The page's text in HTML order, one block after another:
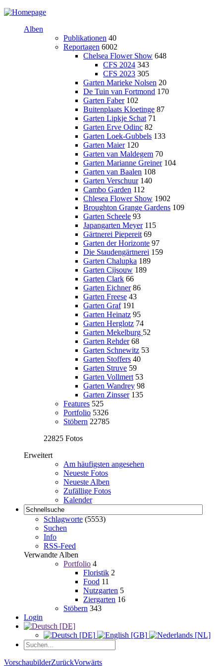
Alben
Publikationen 40
Reportagen 6002
Chelsea Flower Show 648
CFS 2024 343
CFS 2023 305
Garten Marieke Nolsen 20
De Tuin van Fortmond 170
Garten Faber 102
Buitenplaats Kloetinge 87
Garten Lipkje Schat 71
Garten Erve Odinc 82
Garten Loek-Gubbels 133
Garten Maier 120
Garten van Maldegem 70
Garten Marianne Greiner 104
Garten van Baalen 108
Garten Verschuur 140
Cambo Garden 112
Chlesea Flower Show 1902
Broughton Grange Gardens 109
Garten Scheele 93
Japangarten Meyer 115
Gärtnerei Piepereit 69
Garten der Horizonte 97
Die Staudengärtnerei 159
Garten Chalupka 189
Garten Cijsouw 189
Garten Clark 66
Garten Eichner 86
Garten Freese 43
Garten Graf 191
Garten Heinatz 95
Garten Herglotz 74
Garten Mekelburg 52
Garten Rehder 68
Garten Schnewitz 53
Garten Stoffers 40
Garten Struve 59
Garten Vollmert 53
Garten Wandrey 98
Garten Zinsser 135
Features 525
Portfolio 5326
Stöbern 22785
22825 Fotos
Erweitert
Am häufigsten angesehen
Neueste Fotos
Neueste Alben
Zufällige Fotos
Kalender
Schlagworte (5553)
Suchen
Info
RSS-Feed
Verwandte Alben
Portfolio 4
Floristik 2
Food 11
Nutzgarten 5
Ziergarten 16
Stöbern 343
Login
VorschaubilderZurückVorwärts